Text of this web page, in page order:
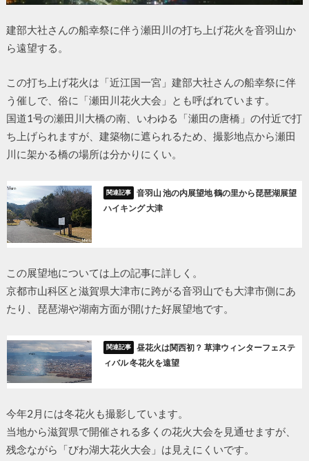
建部大社さんの船幸祭に伴う瀬田川の打ち上げ花火を音羽山か
ら遠望する。
この打ち上げ花火は「近江国一宮」建部大社さんの船幸祭に伴
う催しで、俗に「瀬田川花火大会」とも呼ばれています。
国道1号の瀬田川大橋の南、いわゆる「瀬田の唐橋」の付近で打
ち上げられますが、建築物に遮られるため、撮影地点から瀬田
川に架かる橋の場所は分かりにくい。
音羽山 池の内展望地 鶴の里から琵琶湖展望
ハイキング 大津
この展望地については上の記事に詳しく。
京都市山科区と滋賀県大津市に跨がる音羽山でも大津市側にあ
たり、琵琶湖や湖南方面が開けた好展望地です。
昼花火は関西初？ 草津ウィンターフェステ
ィバル 冬花火を遠望
今年2月には冬花火も撮影しています。
当地から滋賀県で開催される多くの花火大会を見通せますが、
残念ながら「びわ湖大花火大会」は見えにくいです。